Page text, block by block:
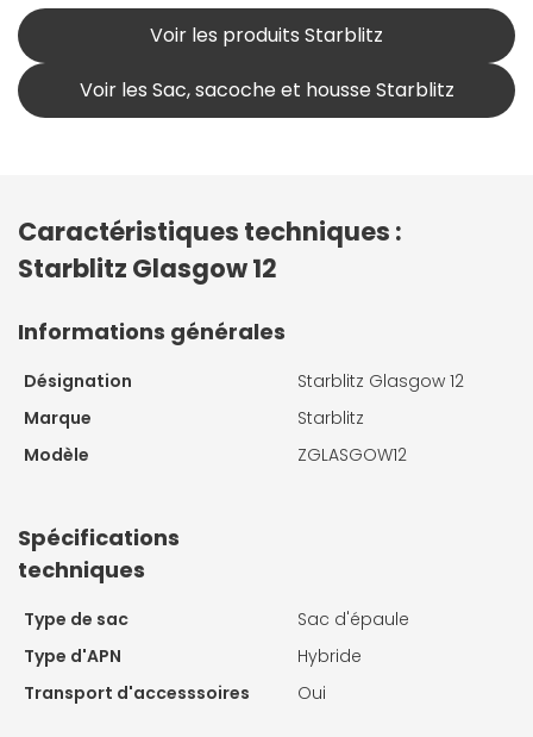
Voir les produits Starblitz
Voir les Sac, sacoche et housse Starblitz
Caractéristiques techniques :
Starblitz Glasgow 12
Informations générales
Désignation
Starblitz Glasgow 12
Marque
Starblitz
Modèle
ZGLASGOW12
Spécifications
techniques
Type de sac
Sac d'épaule
Type d'APN
Hybride
Transport d'accesssoires
Oui